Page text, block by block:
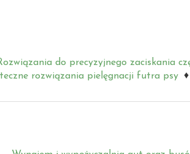
do precyzyjnego zaciskania
rozwiązania pielęgnacji futra psy